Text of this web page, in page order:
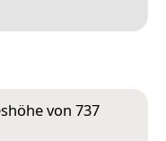
von 737